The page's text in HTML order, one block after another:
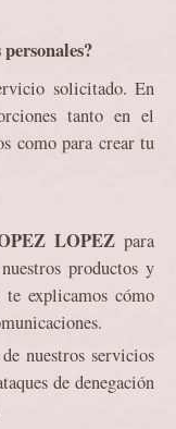
solicitado. En
tanto en el
como para crear tu
LOPEZpara
productos y
explicamos cómo
nuestros servicios
de denegación